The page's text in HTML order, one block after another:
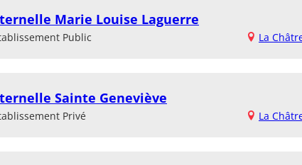
Marie Louise Laguerre
Public La
Sainte Geneviève
Privé La